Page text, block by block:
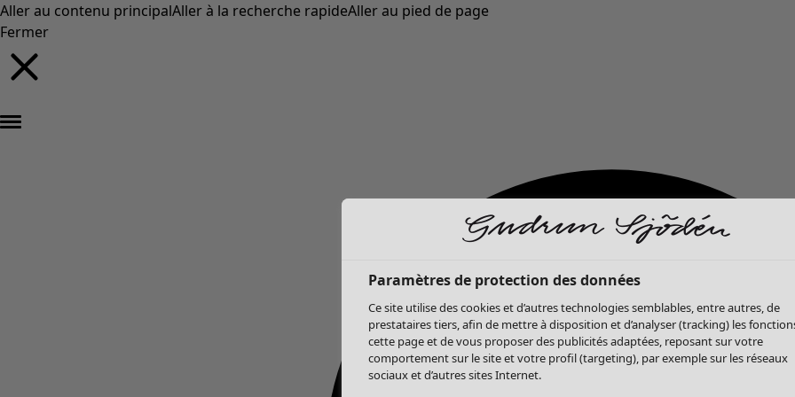
Aller au contenu principalAller à la recherche rapideAller au pied de page
Fermer
Paramètres de protection des données
Ce site utilise des cookies et d’autres technologies semblables, entre autres, de
prestataires tiers, afin de mettre à disposition et d’analyser (tracking) les
cette page et de vous proposer des publicités adaptées, reposant sur votre
comportement sur le site et votre profil (targeting), par exemple sur les réseaux
sociaux et d’autres sites Internet.